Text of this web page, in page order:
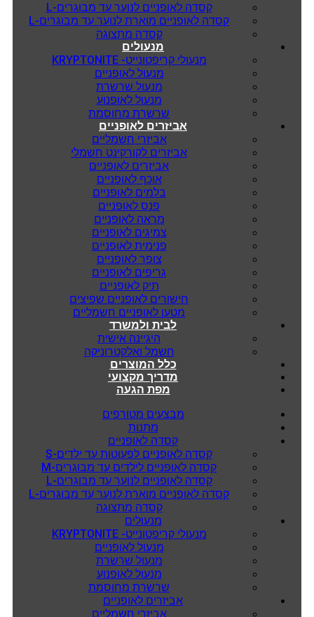
קסדה לאופניים לנוער עד מבוגרים-L
קסדה לאופניים מוארת לנוער עד מבוגרים-L
קסדה מתצוגה
מנעולים
מנעולי קריפטונייט- KRYPTONITE
מנעול לאופניים
מנעול שרשרת
מנעול לאופנוע
שרשרת מחוסמת
אביזרים לאופניים
אביזרי חשמליים
אביזרים לקורקינט חשמלי
אביזרים לאופניים
אוכף לאופניים
בלמים לאופניים
פנס לאופניים
מראה לאופניים
צמיגים לאופניים
פנימית לאופניים
צופר לאופניים
גריפים לאופניים
תיק לאופניים
חישורים לאופניים שפיצים
מטען לאופניים חשמליים
לבית ולמשרד
היגיינה אישית
חשמל ואלקטרוניקה
כלל המוצרים
מדריך מקצועי
מפת הגעה
מבצעים מטורפים
מתנות
קסדה לאופניים
קסדה לאופניים לפעוטות עד ילדים-S
קסדה לאופניים לילדים עד מבוגרים-M
קסדה לאופניים לנוער עד מבוגרים-L
קסדה לאופניים מוארת לנוער עד מבוגרים-L
קסדה מתצוגה
מנעולים
מנעולי קריפטונייט- KRYPTONITE
מנעול לאופניים
מנעול שרשרת
מנעול לאופנוע
שרשרת מחוסמת
אביזרים לאופניים
אביזרי חשמליים